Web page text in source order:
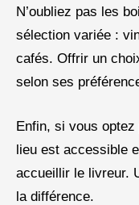
N’oubliez pas les
sélection variée :
cafés. Offrir un
selon ses
Enfin, si vous
lieu est accessible
accueillir le livreur.
la différence.